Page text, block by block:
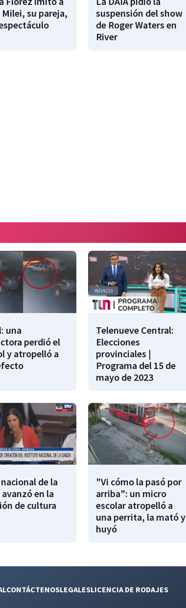
su pareja,
suspensión del show
de Roger Waters en
River
una
perdió el
y atropelló a
Telenueve Central:
Elecciones
provinciales |
Programa del 15 de
mayo de 2023
de la
en la
de cultura
"Vi cómo la pasó por
arriba": un micro
escolar atropelló a
una perrita, la mató y
huyó
CONTÁCTENOSLEGALESLICENCIA DE RODAJES